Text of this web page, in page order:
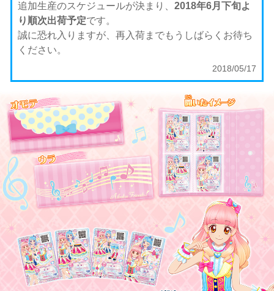
追加生産のスケジュールが決まり、2018年6月下旬よ
り順次出荷予定です。
誠に恐れ入りますが、再入荷までもうしばらくお待ち
ください。
2018/05/17